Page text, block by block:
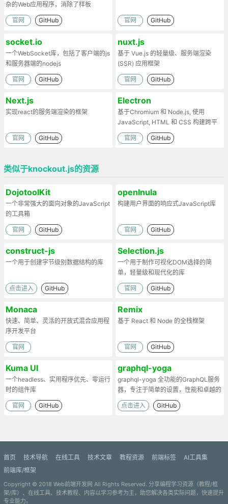
杂的Web应用程序，消除了样板
官网 GitHub 官网 GitHub
socket.io
一个WebSocket库，包括了客户端的js
和服务器端的nodejs
官网 GitHub
nuxt.js
基于 Vue.js 的轻量级、服务端渲染
(SSR) 应用框架
官网 GitHub
Next.js
实现react的服务端渲染的框架
官网 GitHub
Electron
基于Chromium 和 Node.js, 使用
JavaScript, HTML 和 CSS 构建跨平
台的桌面应用
官网 GitHub
类似于knockout.js的资源
DojotoolKit
一个非常强大的面向对象的JavaScript
的工具箱
官网 GitHub
openInula
构建用户界面的响应式JavaScript库
官网 GitHub
construct-js
一个用于创建字节级别数据结构的库
点击进入 GitHub
Selection.js
一个用于制作可视化DOM选择的简
单，轻量级和现代化的库
官网 GitHub
Monaca
快速、简单、灵活的开放式混合应用程
序开发平台
官网
Remix
基于 React 和 Node 的全栈框架
官网 GitHub
Kuma UI
一个headless、实用程序优先、零运行
时的组件库
官网 GitHub
graphql-yoga
graphql-yoga 全功能的GraphQL服务
器，专注于简单的设置，性能和卓越的
开发者体验
点击进入 GitHub
首页 技术导航 在线工具 技术文章 教程资源 前端标签
AI工具集
前端库/框架